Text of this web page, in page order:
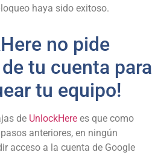
haya sido exitoso.
no pide
tu cuenta para
tu equipo!
de UnlockHere es que como
anteriores, en ningún
acceso a la cuenta de Google